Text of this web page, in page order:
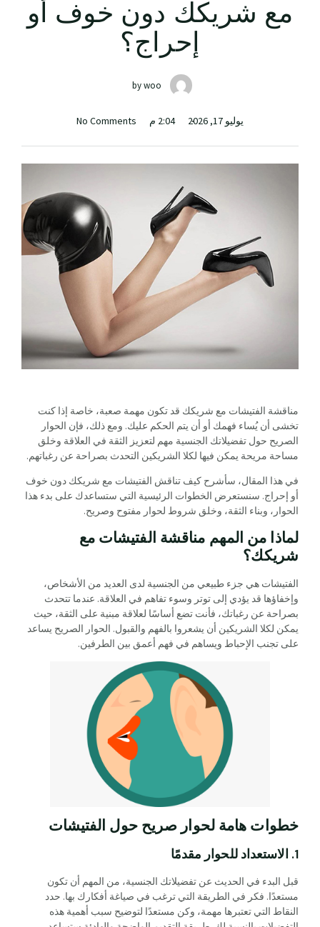
مع شريكك دون خوف أو
إحراج؟
bywoo
يوليو 17, 2026 2:04 م No Comments
مناقشة الفتيشات مع شريكك قد تكون مهمة صعبة، خاصة إذا كنت
تخشى أن يُساء فهمك أو أن يتم الحكم عليك. ومع ذلك، فإن الحوار
الصريح حول تفضيلاتك الجنسية مهم لتعزيز الثقة في العلاقة وخلق
مساحة مريحة يمكن فيها لكلا الشريكين التحدث بصراحة عن رغباتهم.
في هذا المقال، سأشرح كيف تناقش الفتيشات مع شريكك دون خوف
أو إحراج. سنستعرض الخطوات الرئيسية التي ستساعدك على بدء هذا
الحوار، وبناء الثقة، وخلق شروط لحوار مفتوح وصريح.
لماذا من المهم مناقشة الفتيشات مع
شريكك؟
الفتيشات هي جزء طبيعي من الجنسية لدى العديد من الأشخاص،
وإخفاؤها قد يؤدي إلى توتر وسوء تفاهم في العلاقة. عندما تتحدث
بصراحة عن رغباتك، فأنت تضع أساسًا لعلاقة مبنية على الثقة، حيث
يمكن لكلا الشريكين أن يشعروا بالفهم والقبول. الحوار الصريح يساعد
على تجنب الإحباط ويساهم في فهم أعمق بين الطرفين.
خطوات هامة لحوار صريح حول الفتيشات
1. الاستعداد للحوار مقدمًا
قبل البدء في الحديث عن تفضيلاتك الجنسية، من المهم أن تكون
مستعدًا. فكر في الطريقة التي ترغب في صياغة أفكارك بها. حدد
النقاط التي تعتبرها مهمة، وكن مستعدًا لتوضيح سبب أهمية هذه